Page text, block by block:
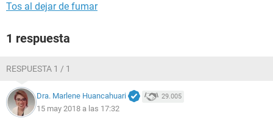
Tos al dejar de fumar
1 respuesta
RESPUESTA 1 / 1
Dra. Marlene Huancahuari 29.005
15 may 2018 a las 17:32